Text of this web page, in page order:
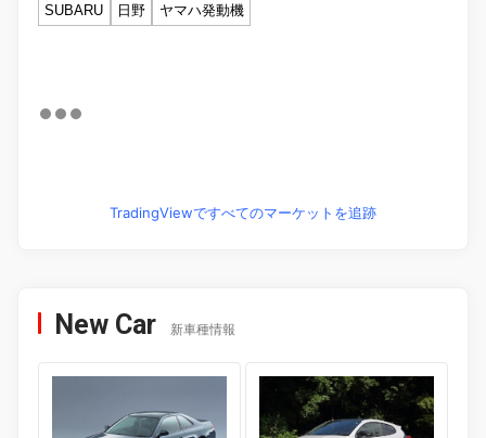
SUBARU
日野 ヤマハ発動機
TradingViewですべてのマーケットを追跡
New Car 新車種情報